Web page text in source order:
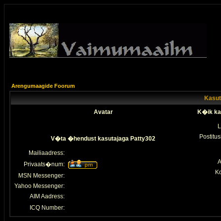
Arengumaagide Foorum
Avatar
K�ik
V�ta �hendust kasutajaga Patty302
Mailiaadress:
Privaats�num:
MSN Messenger:
Yahoo Messenger:
AIM Aadress:
ICQ Number: